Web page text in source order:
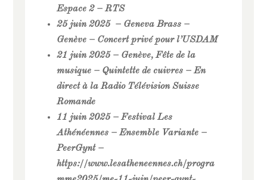
Espace 2 – RTS
25 juin 2025 – Geneva Brass –
Genève – Concert privé pour l’USDAM
21 juin 2025 – Genève, Fête de la
musique – Quintette de cuivres – En
direct à la Radio Télévision Suisse
Romande
11 juin 2025 – Festival Les
Athénéennes – Ensemble Variante –
PeerGynt –
https://www.lesatheneennes.ch/progra